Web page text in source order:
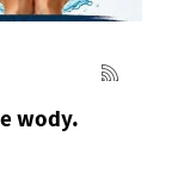
wody.